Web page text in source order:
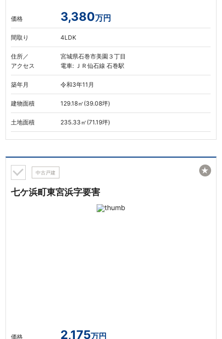
価格 3,380万円
間取り 4LDK
住所／
アクセス
宮城県石巻市美園３丁目
電車: ＪＲ仙石線 石巻駅
築年月 令和3年11月
建物面積 129.18㎡(39.08坪)
土地面積 235.33㎡(71.19坪)
中古戸建
七ケ浜町東宮浜字要害
価格 2,175万円
★